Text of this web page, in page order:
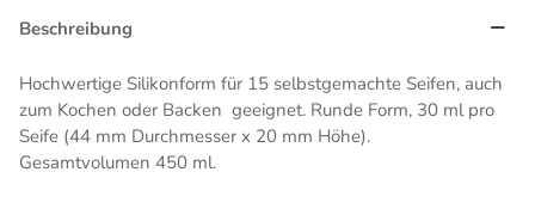
Beschreibung
Hochwertige Silikonform für 15 selbstgemachte Seifen, auch
zum Kochen oder Backen geeignet. Runde Form, 30 ml pro
Seife (44 mm Durchmesser x 20 mm Höhe).
Gesamtvolumen 450 ml.